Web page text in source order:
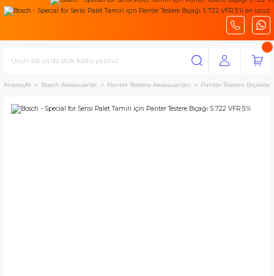
Anasayfa Bosch Aksesuarlar Panter Testere Aksesuarları Panter Testere Bıçakları